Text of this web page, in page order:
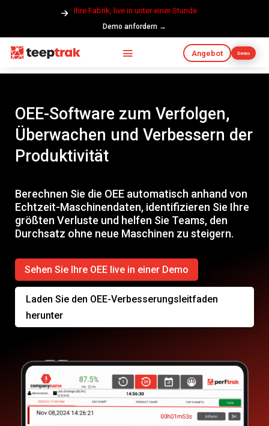
Ihre Fabrik, live in unter einer Stunde.
Demo anfordern →
Angebot Demo
OEE-Software zum Verfolgen,
Überwachen und Verbessern der
Produktivität
Berechnen Sie die OEE automatisch anhand von
Echtzeit-Maschinendaten, identifizieren Sie Ihre
größten Verluste und helfen Sie Teams, den
Durchsatz ohne neue Maschinen zu steigern.
Sehen Sie Ihre OEE live in einer Demo
Laden Sie den OEE-Verbesserungsleitfaden
herunter